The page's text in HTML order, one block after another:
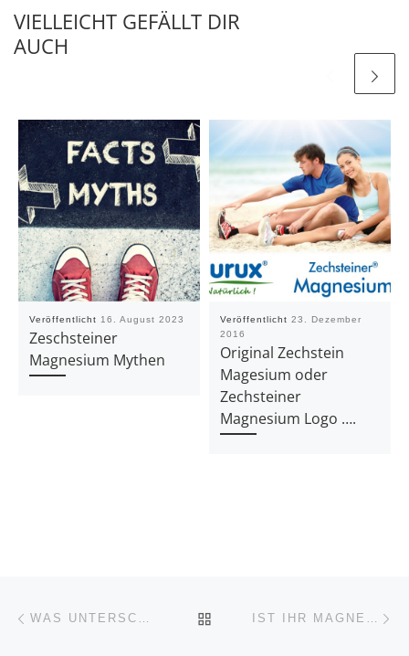
VIELLEICHT GEFÄLLT DIR
AUCH
Veröffentlicht 16. August 2023
Zeschsteiner
Magnesium Mythen
Veröffentlicht 23. Dezember
2016
Original Zechstein
Magesium oder
Zechsteiner
Magnesium Logo ….
Beitragsnavigation
WAS UNTERSCHEIDET MAGNESIUM VON MAGNESIUM? ZURÜCK ZUR IST IHR MAGNESIUM DERMATOLOGISCH GETESTET? WERDEN HIERFÜR TIERVERSUCHE DURCHGEFÜHRT?